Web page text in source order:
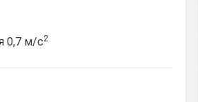
0,7 м/с2